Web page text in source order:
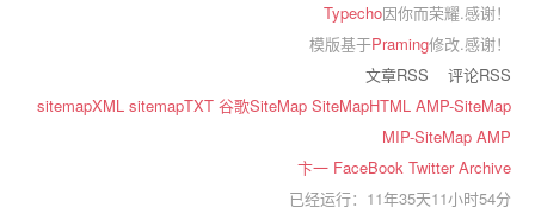
Typecho因你而荣耀.感谢！
模版基于Praming修改.感谢！
文章RSS
评论RSS
sitemapXML sitemapTXT 谷歌SiteMap SiteMapHTML AMP-SiteMap
MIP-SiteMap AMP
卞一 FaceBook TwitterArchive
已经运行：11年35天11小时54分